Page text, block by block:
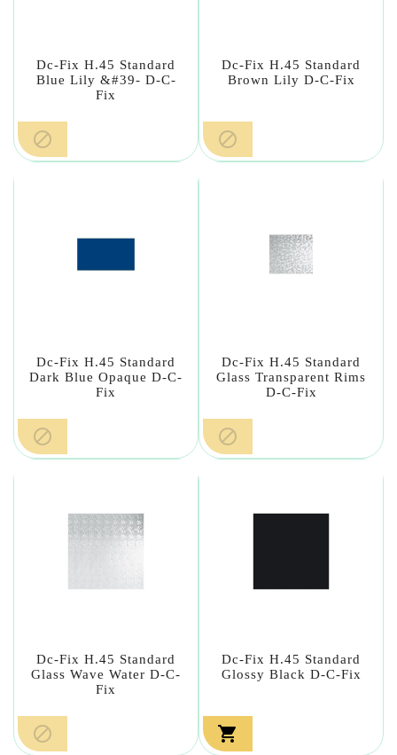
Dc-Fix H.45 Standard
Blue Lily &#39- D-C-
Fix

Dc-Fix H.45 Standard
Brown Lily D-C-Fix

Dc-Fix H.45 Standard
Dark Blue Opaque D-C-
Fix

Dc-Fix H.45 Standard
Glass Transparent Rims
D-C-Fix

Dc-Fix H.45 Standard
Glass Wave Water D-C-
Fix

Dc-Fix H.45 Standard
Glossy Black D-C-Fix
